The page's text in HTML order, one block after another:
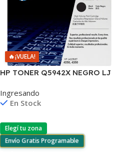
🔥¡VUELA!
HP TONER Q5942X NEGRO LJ
COPIAS (D)
Ingresando
En Stock
Elegí tu zona
Envío Gratis Programable